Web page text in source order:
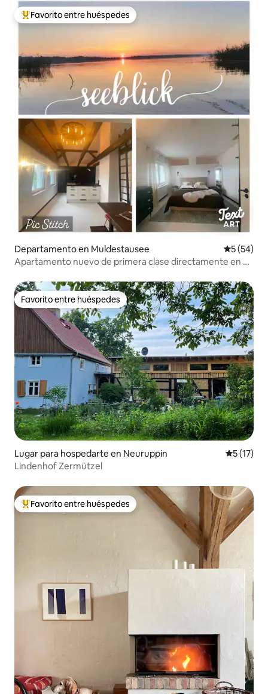
De los mejores en Favorito entre huéspedes
Favorito entre huéspedes
Departamento en Muldestausee
5 (54)
Apartamento nuevo de primera clase directamente en el
Favorito entre huéspedes
Favorito entre huéspedes
Lugar para hospedarte en Neuruppin
5 (17)
Lindenhof Zermützel
De los mejores en Favorito entre huéspedes
Favorito entre huéspedes